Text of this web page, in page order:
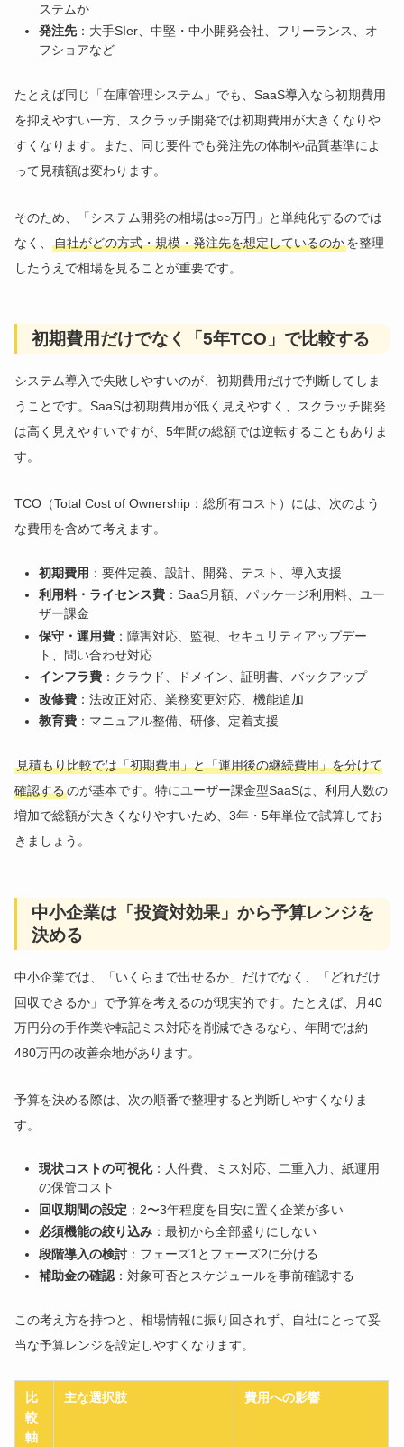
ステムか
発注先：大手SIer、中堅・中小開発会社、フリーランス、オ
フショアなど
たとえば同じ「在庫管理システム」でも、SaaS導入なら初期費用
を抑えやすい一方、スクラッチ開発では初期費用が大きくなりや
すくなります。また、同じ要件でも発注先の体制や品質基準によ
って見積額は変わります。
そのため、「システム開発の相場は○○万円」と単純化するのでは
なく、自社がどの方式・規模・発注先を想定しているのかを整理
したうえで相場を見ることが重要です。
初期費用だけでなく「5年TCO」で比較する
システム導入で失敗しやすいのが、初期費用だけで判断してしま
うことです。SaaSは初期費用が低く見えやすく、スクラッチ開発
は高く見えやすいですが、5年間の総額では逆転することもありま
す。
TCO（Total Cost of Ownership：総所有コスト）には、次のよう
な費用を含めて考えます。
初期費用 ：要件定義、設計、開発、テスト、導入支援
利用料・ライセンス費 ：SaaS月額、パッケージ利用料、ユー
ザー課金
保守・運用費 ：障害対応、監視、セキュリティアップデー
ト、問い合わせ対応
インフラ費 ：クラウド、ドメイン、証明書、バックアップ
改修費 ：法改正対応、業務変更対応、機能追加
教育費 ：マニュアル整備、研修、定着支援
見積もり比較では「初期費用」と「運用後の継続費用」を分けて
確認するのが基本です。特にユーザー課金型SaaSは、利用人数の
増加で総額が大きくなりやすいため、3年・5年単位で試算してお
きましょう。
中小企業は「投資対効果」から予算レンジを
決める
中小企業では、「いくらまで出せるか」だけでなく、「どれだけ
回収できるか」で予算を考えるのが現実的です。たとえば、月40
万円分の手作業や転記ミス対応を削減できるなら、年間では約
480万円の改善余地があります。
予算を決める際は、次の順番で整理すると判断しやすくなりま
す。
現状コストの可視化：人件費、ミス対応、二重入力、紙運用
の保管コスト
回収期間の設定 ：2〜3年程度を目安に置く企業が多い
必須機能の絞り込み ：最初から全部盛りにしない
段階導入の検討 ：フェーズ1とフェーズ2に分ける
補助金の確認：対象可否とスケジュールを事前確認する
この考え方を持つと、相場情報に振り回されず、自社にとって妥
当な予算レンジを設定しやすくなります。
比
較
軸
主な選択肢 費用への影響